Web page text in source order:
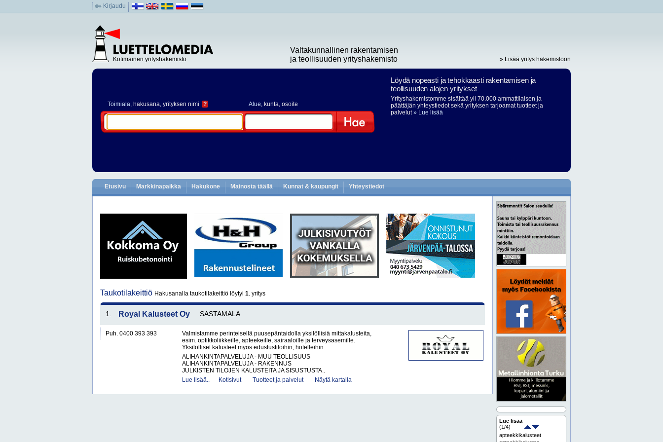
Kirjaudu
Kotimainen yrityshakemisto
Valtakunnallinen rakentamisen
ja teollisuuden yrityshakemisto
» Lisää yritys hakemistoon
Toimiala, hakusana, yrityksen nimi ? Alue, kunta, osoite
Löydä nopeasti ja tehokkaasti rakentamisen ja
teollisuuden alojen yritykset
Yrityshakemistomme sisältää yli 70.000 ammattilaisen ja
päättäjän yhteystiedot sekä yrityksen tarjoamat tuotteet ja
palvelut» Lue lisää
Etusivu Markkinapaikka Hakukone Mainosta täällä Kunnat & kaupungit Yhteystiedot
Taukotilakeittiö Hakusanalla taukotilakeittiö löytyi 1. yritys
1. Royal Kalusteet Oy SASTAMALA
Puh. 0400 393 393
Valmistamme perinteisellä puusepäntaidolla yksilöllisiä mittakalusteita,
esim. optikkoliikkeille, apteekeille, sairaaloille ja terveysasemille.
Yksilölliset kalusteet myös edustustiloihin, hotelleihin..
ALIHANKINTAPALVELUJA - MUU TEOLLISUUS
ALIHANKINTAPALVELUJA - RAKENNUS
JULKISTEN TILOJEN KALUSTEITA JA SISUSTUSTA..
Lue lisää..
Kotisivut Tuotteet ja palvelut Näytä kartalla
Lue lisää
(1/4)
apteekkikalusteet